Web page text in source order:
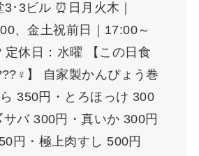
･3ビル ⏰日月火木｜
、金土祝前日｜17:00～
定休日：水曜 【この日食
】 自家製かんぴょう巻
350円・とろほっけ 300
サバ 300円・真いか 300円
円・極上肉すし 500円